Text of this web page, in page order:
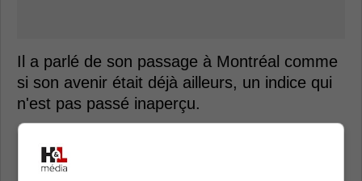
Il a parlé de son passage à Montréal comme
si son avenir était déjà ailleurs, un indice qui
n'est pas passé inaperçu.
« Il y a définitivement des discussions
avec le club mais rien de concret. Je